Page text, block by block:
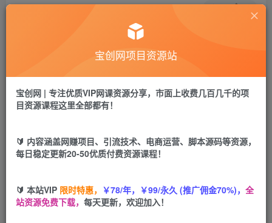
61 15
小红书爆涨粉变现营（第五期）教你打造爆款笔记
此内容为付费资源，请付费后查看
宝币9.9 宝币 19.9
年卡会员 免费
您当前未登录！建议登陆后购买，可保存购买订单
课程目录
宝创网项目资源站
宝创网 | 专注优质VIP网课资源分享，市面上收费几百几千的项
目资源课程这里全部都有！
🔰 内容涵盖网赚项目、引流技术、电商运营、脚本源码等资源，
每日稳定更新20-50优质付费资源课程！
🔰 本站VIP 限时特惠， ￥78/年，￥99/永久 (推广佣金70%)， 全
站资源免费下载， 每天更新，欢迎加入！